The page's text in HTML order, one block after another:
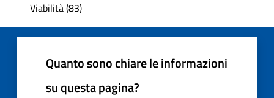
Viabilità (83)
Quanto sono chiare le informazioni
su questa pagina?